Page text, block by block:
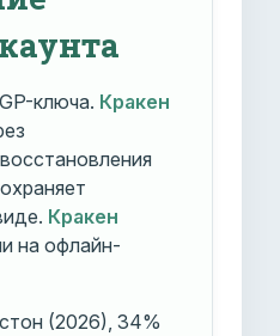
ключа. Кракен
Кракен
на офлайн-
(2026), 34%